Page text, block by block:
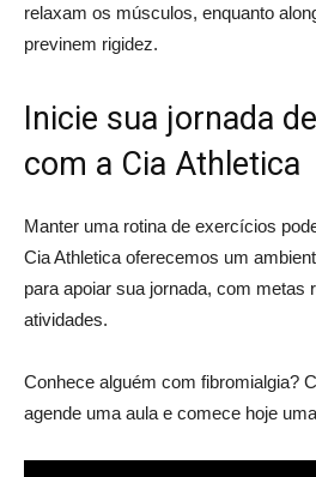
relaxam os músculos, enquanto
previnem rigidez.
Inicie sua jornada
com a Cia Athletica
Manter uma rotina de exercícios
Cia Athletica oferecemos um
para apoiar sua jornada, com metas
atividades.
Conhece alguém com fibromialgia?
agende uma aula e comece hoje